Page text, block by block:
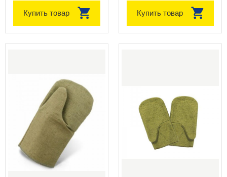
Купить товар Купить товар